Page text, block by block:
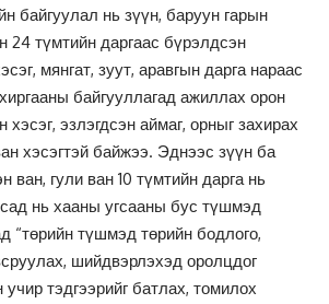
байгуулал нь зүүн, баруун гарын
24 түмтийн даргаас бүрэлдсэн
мянгат, зуут, аравгын дарга нараас
байгууллагад ажиллах орон
хэсэг, эзлэгдсэн аймаг, орныг захирах
хэсэгтэй байжээ. Эднээс зүүн ба
ван, гули ван 10 түмтийн дарга нь
нь хааны угсааны бус түшмэд
“төрийн түшмэд төрийн бодлого,
шийдвэрлэхэд оролцдог
тэдгээрийг батлах, томилох